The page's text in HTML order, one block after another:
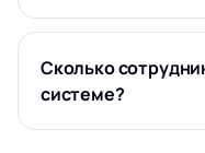
Сколько
системе?